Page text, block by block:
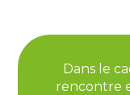
Dans le
rencontre